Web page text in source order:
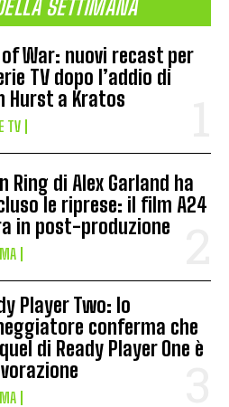
SETTIMANA
of War: nuovi recast per
TV dopo l’addio di
Hurst a Kratos
TV
Ring di Alex Garland ha
le riprese: il film A24
in post-produzione
Player Two: lo
conferma che
di Ready Player One è